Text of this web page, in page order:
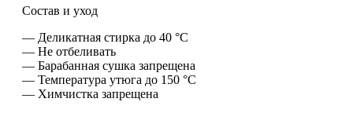
Состав и уход
— Деликатная стирка до 40 °C
— Не отбеливать
— Барабанная сушка запрещена
— Температура утюга до 150 °C
— Химчистка запрещена